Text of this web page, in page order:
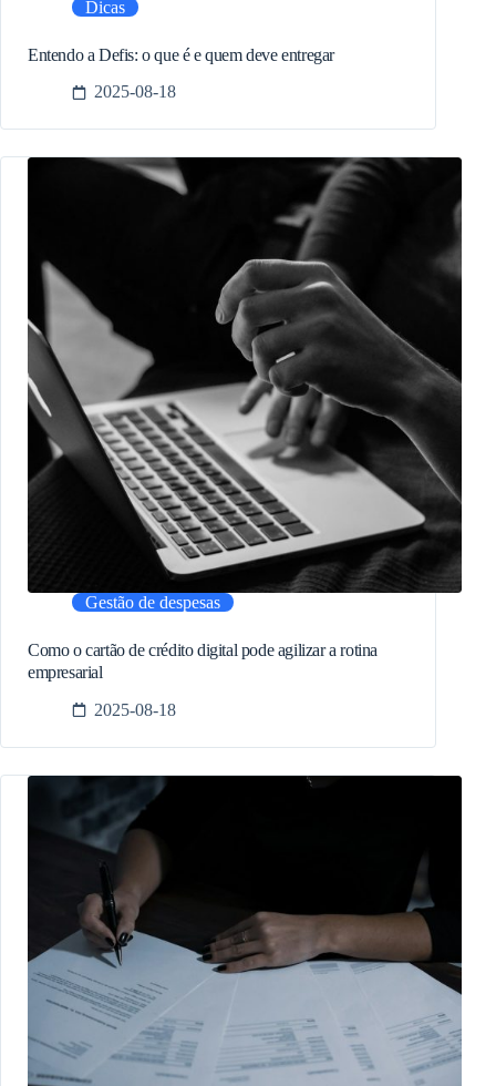
Dicas
Entendo a Defis: o que é e quem deve entregar
2025-08-18
Gestão de despesas
Como o cartão de crédito digital pode agilizar a rotina
empresarial
2025-08-18